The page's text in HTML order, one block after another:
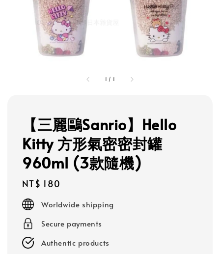
1 / 1
【三麗鷗Sanrio】Hello
Kitty 方形氣密密封罐
960ml (3款隨機)
Regular
price
NT$ 180
Worldwide shipping
Secure payments
Authentic products